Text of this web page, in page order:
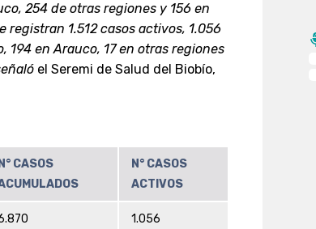
254 de otras regiones y 156 en
1.512 casos activos, 1.056
194 en Arauco, 17 en otras regiones
el Seremi de Salud del Biobío,
N° CASOS
N° CASOS
ACTIVOS
1.056